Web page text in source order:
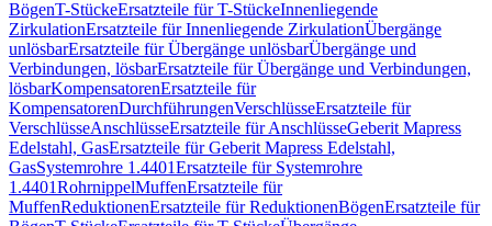
BögenT-StückeErsatzteile für T-StückeInnenliegende
ZirkulationErsatzteile für Innenliegende ZirkulationÜbergänge
unlösbarErsatzteile für Übergänge unlösbarÜbergänge und
Verbindungen, lösbarErsatzteile für Übergänge und Verbindungen,
lösbarKompensatorenErsatzteile für
KompensatorenDurchführungenVerschlüsseErsatzteile für
VerschlüsseAnschlüsseErsatzteile für AnschlüsseGeberit Mapress
Edelstahl, GasErsatzteile für Geberit Mapress Edelstahl,
GasSystemrohre 1.4401Ersatzteile für Systemrohre
1.4401RohrnippelMuffenErsatzteile für
MuffenReduktionenErsatzteile für ReduktionenBögenErsatzteile für